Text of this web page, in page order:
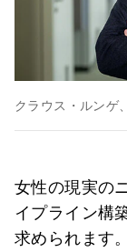
クラウス・ルンゲ
女性の現実の
イプライン構
求められます